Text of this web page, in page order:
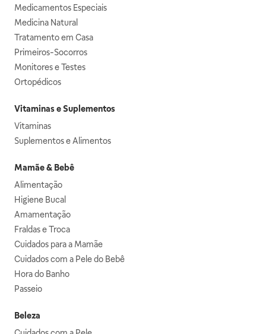
Medicamentos Especiais
Medicina Natural
Tratamento em Casa
Primeiros-Socorros
Monitores e Testes
Ortopédicos
Vitaminas e Suplementos
Vitaminas
Suplementos e Alimentos
Mamãe & Bebê
Alimentação
Higiene Bucal
Amamentação
Fraldas e Troca
Cuidados para a Mamãe
Cuidados com a Pele do Bebê
Hora do Banho
Passeio
Beleza